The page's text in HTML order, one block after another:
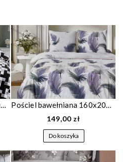
Pościel bawełniana 160x200 w szaro czarną kostkę 1822 Pościel bawełniana 160x200 biała w liście 1882
149,00 zł
Do koszyka